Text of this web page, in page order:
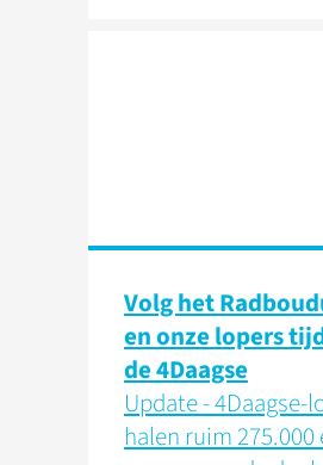
Volg het
en onze lopers
de 4Daagse
Update - 4Daagse-
halen ruim 275.000